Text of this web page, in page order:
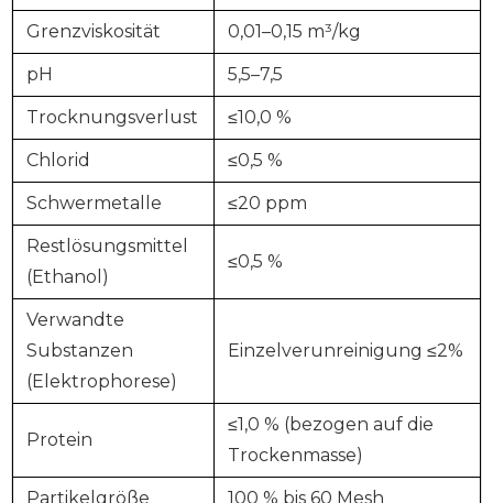
Grenzviskosität 0,01–0,15 m³/kg
pH 5,5–7,5
Trocknungsverlust ≤10,0 %
Chlorid ≤0,5 %
Schwermetalle ≤20 ppm
Restlösungsmittel
(Ethanol)
≤0,5 %
Verwandte
Substanzen
(Elektrophorese)
Einzelverunreinigung ≤2%
Protein
≤1,0 % (bezogen auf die
Trockenmasse)
Partikelgröße 100 % bis 60 Mesh